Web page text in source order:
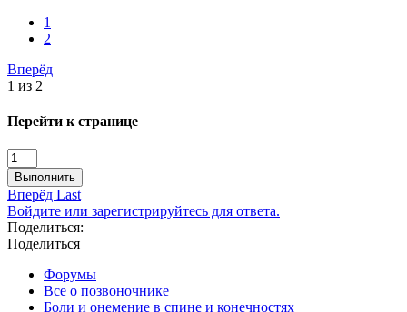
1
2
Вперёд
1 из 2
Перейти к странице
Выполнить
Вперёд Last
Войдите или зарегистрируйтесь для ответа.
Поделиться:
Поделиться
Форумы
Все о позвоночнике
Боли и онемение в спине и конечностях